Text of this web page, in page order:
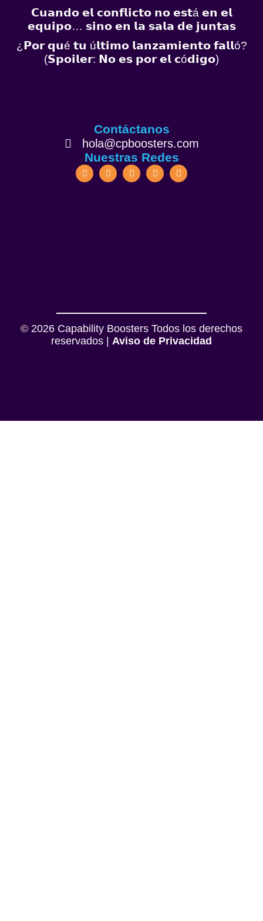
𝗖𝘂𝗮𝗻𝗱𝗼 𝗲𝗹 𝗰𝗼𝗻𝗳𝗹𝗶𝗰𝘁𝗼 𝗻𝗼 𝗲𝘀𝘁á 𝗲𝗻 𝗲𝗹
𝗲𝗾𝘂𝗶𝗽𝗼… 𝘀𝗶𝗻𝗼 𝗲𝗻 𝗹𝗮 𝘀𝗮𝗹𝗮 𝗱𝗲 𝗷𝘂𝗻𝘁𝗮𝘀
¿𝗣𝗼𝗿 𝗾𝘂é 𝘁𝘂 ú𝗹𝘁𝗶𝗺𝗼 𝗹𝗮𝗻𝘇𝗮𝗺𝗶𝗲𝗻𝘁𝗼 𝗳𝗮𝗹𝗹ó?
(𝗦𝗽𝗼𝗶𝗹𝗲𝗿: 𝗡𝗼 𝗲𝘀 𝗽𝗼𝗿 𝗲𝗹 𝗰ó𝗱𝗶𝗴𝗼)
Contáctanos
hola@cpboosters.com
Nuestras Redes
© 2026 Capability Boosters Todos los derechos
reservados | Aviso de Privacidad